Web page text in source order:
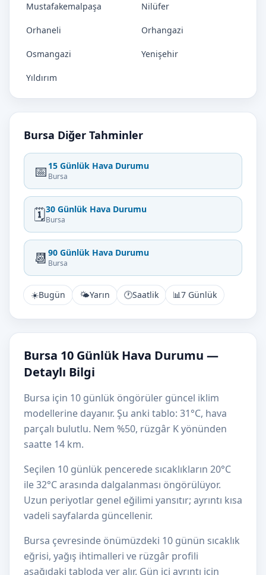
Mustafakemalpaşa Nilüfer
Orhaneli Orhangazi
Osmangazi Yenişehir
Yıldırım
Bursa Diğer Tahminler
📅 15 Günlük Hava Durumu
Bursa
🗓️30 Günlük Hava Durumu
Bursa
📆 90 Günlük Hava Durumu
Bursa
☀️Bugün 🌤️Yarın 🕐Saatlik 📊7 Günlük
Bursa 10 Günlük Hava Durumu —
Detaylı Bilgi
Bursa için 10 günlük öngörüler güncel iklim
modellerine dayanır. Şu anki tablo: 31°C, hava
parçalı bulutlu. Nem %50, rüzgâr K yönünden
saatte 14 km.
Seçilen 10 günlük pencerede sıcaklıkların 20°C
ile 32°C arasında dalgalanması öngörülüyor.
Uzun periyotlar genel eğilimi yansıtır; ayrıntı kısa
vadeli sayfalarda güncellenir.
Bursa çevresinde önümüzdeki 10 günün sıcaklık
eğrisi, yağış ihtimalleri ve rüzgâr profili
aşağıdaki tabloda yer alır. Gün içi ayrıntı için